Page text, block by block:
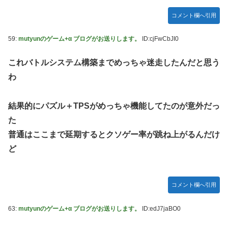
コメント欄へ引用
59: mutyunのゲーム+α ブログがお送りします。 ID:cjFwCbJI0
これバトルシステム構築までめっちゃ迷走したんだと思う
わ
結果的にパズル＋TPSがめっちゃ機能してたのが意外だっ
た
普通はここまで延期するとクソゲー率が跳ね上がるんだけ
ど
コメント欄へ引用
63: mutyunのゲーム+α ブログがお送りします。 ID:edJ7jaBO0